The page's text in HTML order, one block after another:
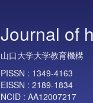
Journal of
山口大学大学教育機構
PISSN : 1349-4163
EISSN : 2189-1834
NCID : AA12007217